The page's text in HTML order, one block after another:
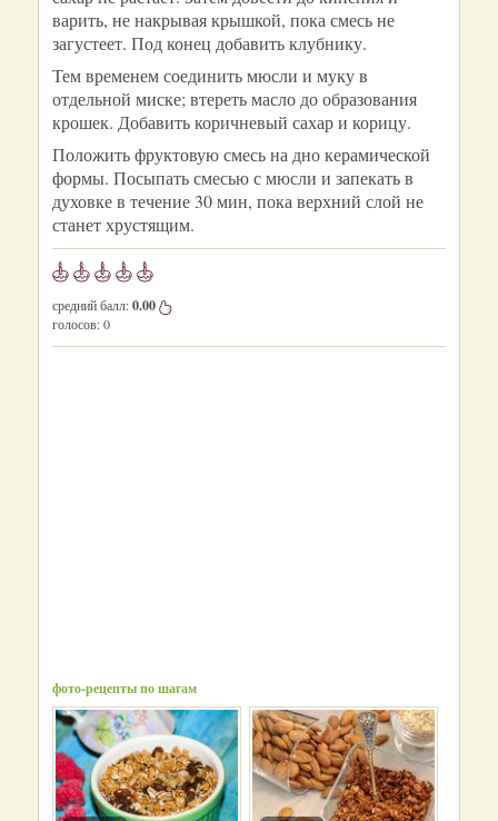
варить, не накрывая крышкой, пока смесь не
загустеет. Под конец добавить клубнику.
Тем временем соединить мюсли и муку в
отдельной миске; втереть масло до образования
крошек. Добавить коричневый сахар и корицу.
Положить фруктовую смесь на дно керамической
формы. Посыпать смесью с мюсли и запекать в
духовке в течение 30 мин, пока верхний слой не
станет хрустящим.
средний балл:0.00
голосов:0
фото-рецепты по шагам